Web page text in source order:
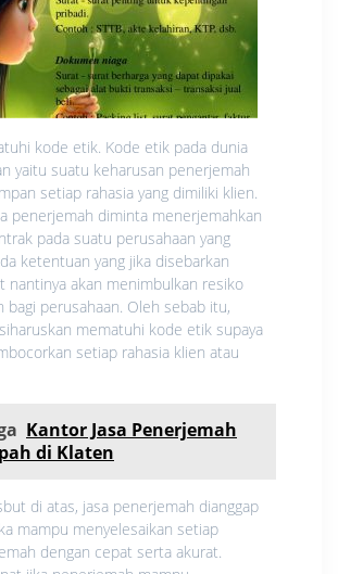
kode etik. Kode etik pada dunia
yaitu suatu keharusan penerjemah
setiap rahasia yang dimiliki klien.
penerjemah diminta menerjemahkan
pada suatu perusahaan yang
ketentuan yang jika disebarkan
nantinya akan menimbulkan resiko
bagi perusahaan. Oleh sebab itu,
mematuhi kode etik supaya
setiap rahasia klien atau
Kantor Jasa Penerjemah
di Klaten
di atas, jasa penerjemah dianggap
mampu menyelesaikan setiap
dengan cepat serta akurat.